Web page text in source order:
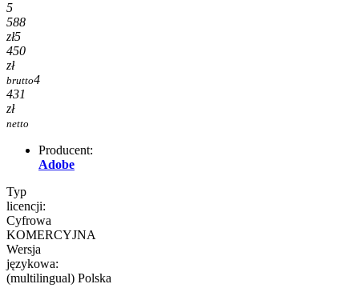
5
588
zł5
450
zł
brutto4
431
zł
netto
Producent:
Adobe
Typ
licencji:
Cyfrowa
KOMERCYJNA
Wersja
językowa:
(multilingual) Polska